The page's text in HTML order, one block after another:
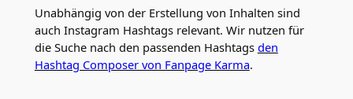
Unabhängig von der Erstellung von Inhalten sind
auch Instagram Hashtags relevant. Wir nutzen für
die Suche nach den passenden Hashtags den
Hashtag Composer von Fanpage Karma.